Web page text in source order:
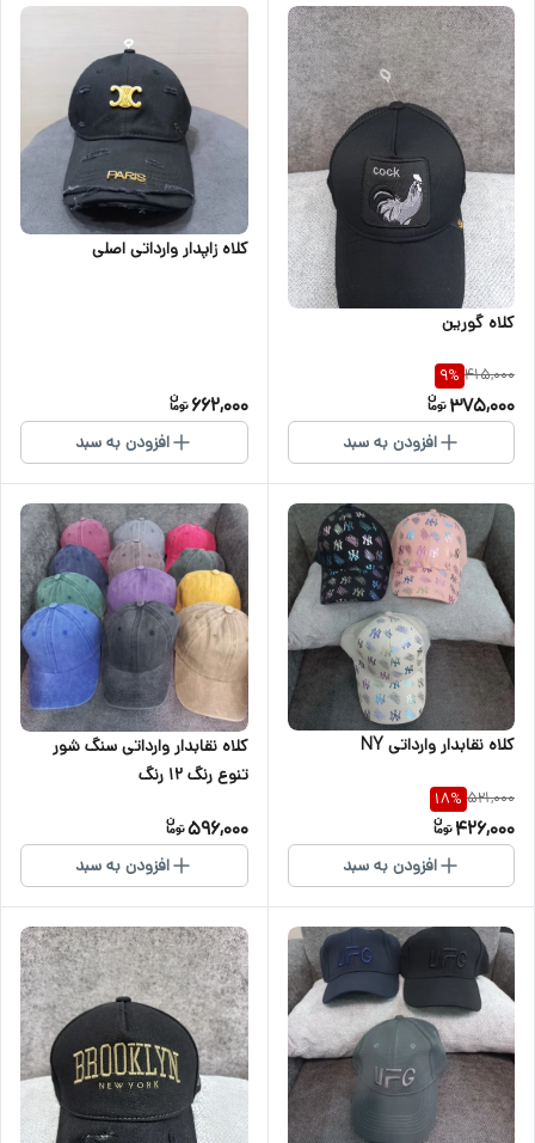
کلاه گورین
415,000
9%
375,000
افزودن به سبد
کلاه زاپدار وارداتی اصلی
662,000
افزودن به سبد
کلاه نقابدار وارداتی NY
521,000
18%
426,000
افزودن به سبد
کلاه نقابدار وارداتی سنگ شور
تنوع رنگ ۱۲ رنگ
596,000
افزودن به سبد